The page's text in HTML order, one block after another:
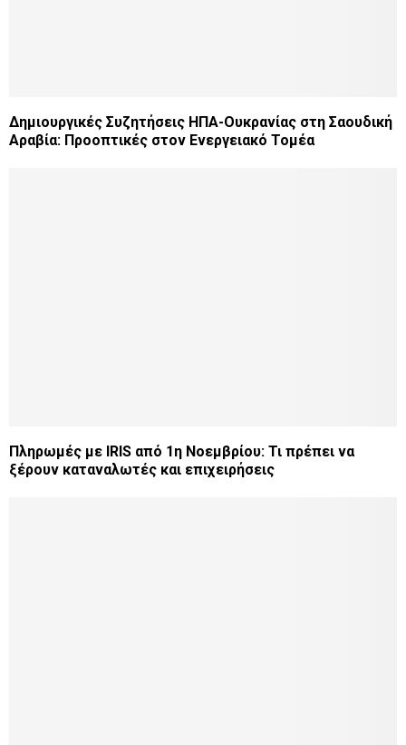
Δημιουργικές Συζητήσεις ΗΠΑ-Ουκρανίας στη Σαουδική
Αραβία: Προοπτικές στον Ενεργειακό Τομέα
Πληρωμές με IRIS από 1η Νοεμβρίου: Τι πρέπει να
ξέρουν καταναλωτές και επιχειρήσεις